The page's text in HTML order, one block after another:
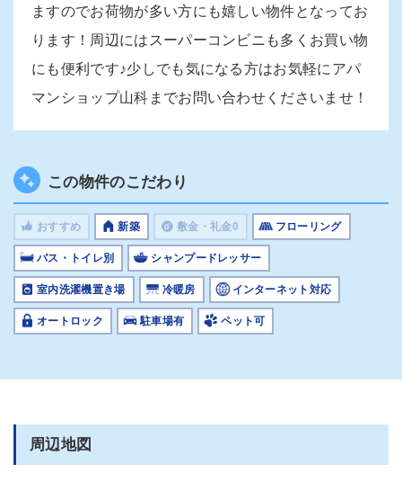
ますのでお荷物が多い方にも嬉しい物件となってお
ります！周辺にはスーパーコンビニも多くお買い物
にも便利です♪少しでも気になる方はお気軽にアパ
マンショップ山科までお問い合わせくださいませ！
この物件のこだわり
おすすめ 新築 敷金・礼金0 フローリング
バス・トイレ別 シャンプードレッサー
室内洗濯機置き場 冷暖房 インターネット対応
オートロック 駐車場有 ペット可
周辺地図